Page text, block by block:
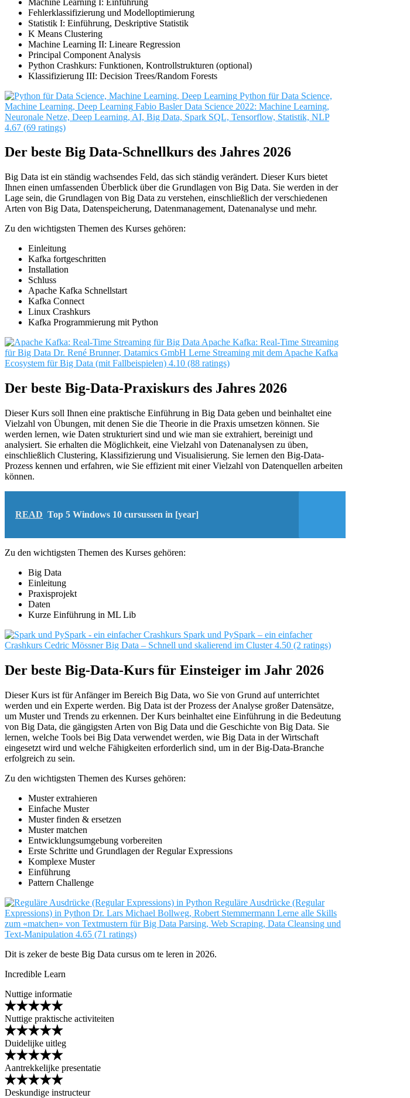
Fehlerklassifizierung und Modelloptimierung
Statistik I: Einführung, Deskriptive Statistik
K Means Clustering
Machine Learning II: Lineare Regression
Principal Component Analysis
Python Crashkurs: Funktionen, Kontrollstrukturen (optional)
Klassifizierung III: Decision Trees/Random Forests
Python für Data Science,
Machine Learning, Deep Learning Fabio Basler Data Science 2022: Machine Learning,
Neuronale Netze, Deep Learning, AI, Big Data, Spark SQL, Tensorflow, Statistik, NLP
4.67 (69 ratings)
Der beste Big Data-Schnellkurs des Jahres 2026
Big Data ist ein ständig wachsendes Feld, das sich ständig verändert. Dieser Kurs bietet
Ihnen einen umfassenden Überblick über die Grundlagen von Big Data. Sie werden in der
Lage sein, die Grundlagen von Big Data zu verstehen, einschließlich der verschiedenen
Arten von Big Data, Datenspeicherung, Datenmanagement, Datenanalyse und mehr.
Zu den wichtigsten Themen des Kurses gehören:
Einleitung
Kafka fortgeschritten
Installation
Schluss
Apache Kafka Schnellstart
Kafka Connect
Linux Crashkurs
Kafka Programmierung mit Python
Apache Kafka: Real-Time Streaming
für Big Data Dr. René Brunner, Datamics GmbH Lerne Streaming mit dem Apache Kafka
Ecosystem für Big Data (mit Fallbeispielen) 4.10 (88 ratings)
Der beste Big-Data-Praxiskurs des Jahres 2026
Dieser Kurs soll Ihnen eine praktische Einführung in Big Data geben und beinhaltet eine
Vielzahl von Übungen, mit denen Sie die Theorie in die Praxis umsetzen können. Sie
werden lernen, wie Daten strukturiert sind und wie man sie extrahiert, bereinigt und
analysiert. Sie erhalten die Möglichkeit, eine Vielzahl von Datenanalysen zu üben,
einschließlich Clustering, Klassifizierung und Visualisierung. Sie lernen den Big-Data-
Prozess kennen und erfahren, wie Sie effizient mit einer Vielzahl von Datenquellen arbeiten
können.
READ Top 5 Windows 10 cursussen in [year]
Zu den wichtigsten Themen des Kurses gehören:
Big Data
Einleitung
Praxisprojekt
Daten
Kurze Einführung in ML Lib
Spark und PySpark – ein einfacher
Crashkurs Cedric Mössner Big Data – Schnell und skalierend im Cluster 4.50 (2 ratings)
Der beste Big-Data-Kurs für Einsteiger im Jahr 2026
Dieser Kurs ist für Anfänger im Bereich Big Data, wo Sie von Grund auf unterrichtet
werden und ein Experte werden. Big Data ist der Prozess der Analyse großer Datensätze,
um Muster und Trends zu erkennen. Der Kurs beinhaltet eine Einführung in die Bedeutung
von Big Data, die gängigsten Arten von Big Data und die Geschichte von Big Data. Sie
lernen, welche Tools bei Big Data verwendet werden, wie Big Data in der Wirtschaft
eingesetzt wird und welche Fähigkeiten erforderlich sind, um in der Big-Data-Branche
erfolgreich zu sein.
Zu den wichtigsten Themen des Kurses gehören:
Muster extrahieren
Einfache Muster
Muster finden & ersetzen
Muster matchen
Entwicklungsumgebung vorbereiten
Erste Schritte und Grundlagen der Regular Expressions
Komplexe Muster
Einführung
Pattern Challenge
Reguläre Ausdrücke (Regular
Expressions) in Python Dr. Lars Michael Bollweg, Robert Stemmermann Lerne alle Skills
zum «matchen» von Textmustern für Big Data Parsing, Web Scraping, Data Cleansing und
Text-Manipulation 4.65 (71 ratings)
Dit is zeker de beste Big Data cursus om te leren in 2026.
Incredible Learn
Nuttige informatie
Nuttige praktische activiteiten
Duidelijke uitleg
Aantrekkelijke presentatie
Deskundige instructeur